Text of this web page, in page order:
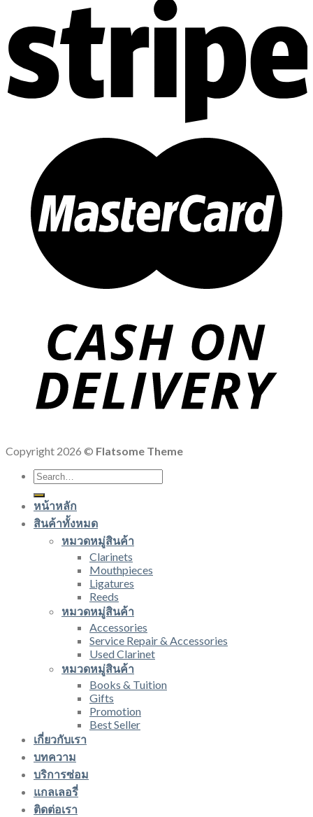
Copyright 2026 © Flatsome Theme
Search
for:
หน้าหลัก
สินค้าทั้งหมด
หมวดหมู่สินค้า
Clarinets
Mouthpieces
Ligatures
Reeds
หมวดหมู่สินค้า
Accessories
Service Repair & Accessories
Used Clarinet
หมวดหมู่สินค้า
Books & Tuition
Gifts
Promotion
Best Seller
เกี่ยวกับเรา
บทความ
บริการซ่อม
แกลเลอรี่
ติดต่อเรา